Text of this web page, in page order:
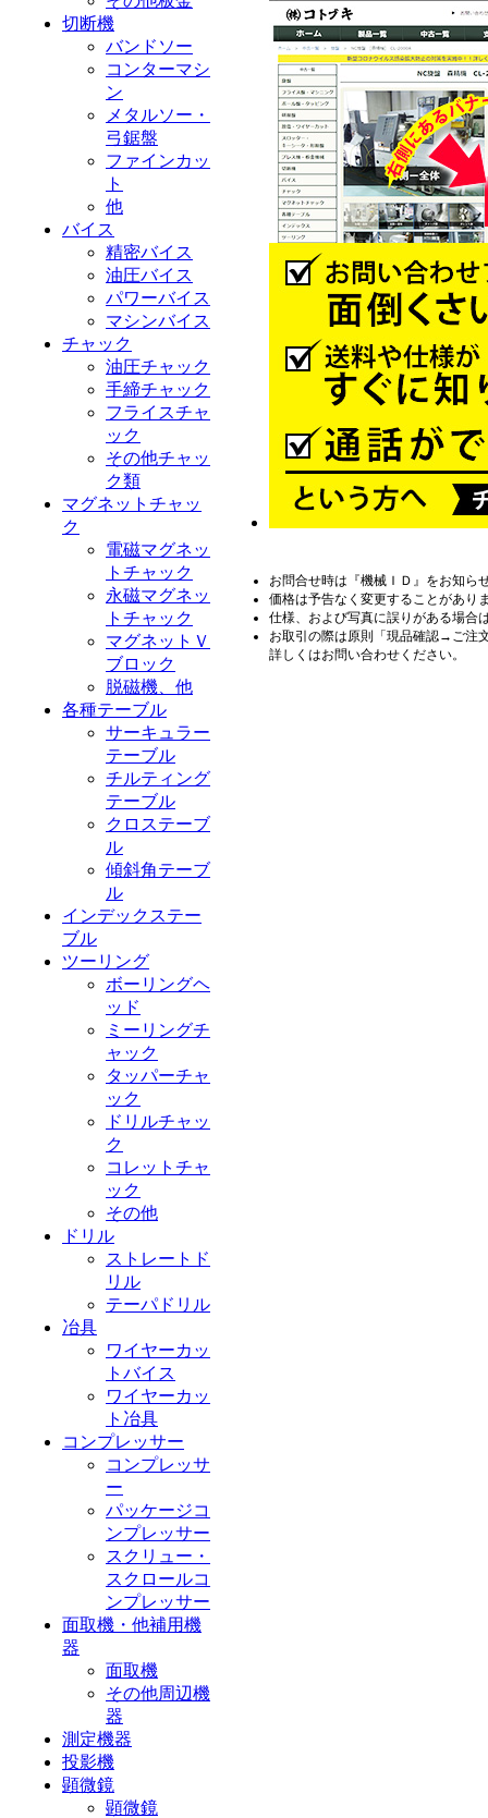
切断機
バンドソー
コンターマシ
ン
メタルソー・
弓鋸盤
ファインカッ
ト
他
バイス
精密バイス
油圧バイス
パワーバイス
マシンバイス
チャック
油圧チャック
手締チャック
フライスチャ
ック
その他チャッ
ク類
マグネットチャッ
ク
電磁マグネッ
トチャック
永磁マグネッ
トチャック
マグネットＶ
ブロック
脱磁機、他
各種テーブル
サーキュラー
テーブル
チルティング
テーブル
クロステーブ
ル
傾斜角テーブ
ル
インデックステー
ブル
ツーリング
ボーリングヘ
ッド
ミーリングチ
ャック
タッパーチャ
ック
ドリルチャッ
ク
コレットチャ
ック
その他
ドリル
ストレートド
リル
テーパドリル
冶具
ワイヤーカッ
トバイス
ワイヤーカッ
ト冶具
コンプレッサー
コンプレッサ
ー
パッケージコ
ンプレッサー
スクリュー・
スクロールコ
ンプレッサー
面取機・他補用機
器
面取機
その他周辺機
器
測定機器
投影機
顕微鏡
顕微鏡
お問合せ時は『機械ＩＤ』をお知ら
価格は予告なく変更することがあり
仕様、および写真に誤りがある場合
お取引の際は原則「現品確認→ご
詳しくはお問い合わせください。